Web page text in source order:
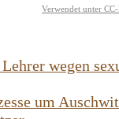
Verwendet unter
wegen
um